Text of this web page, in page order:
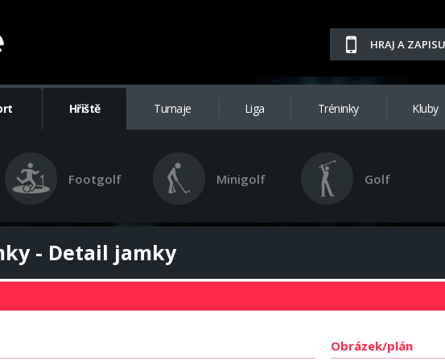
HRAJ A
Hřiště Turnaje Liga Tréninky Kluby
Footgolf Minigolf Golf
- Detail jamky
Obrázek/plán